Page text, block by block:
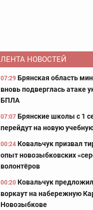
ЛЕНТА НОВОСТЕЙ
07:29 Брянская область
вновь подверглась атаке
БПЛА
07:07 Брянские школы с 1
перейдут на новую
00:24 Ковальчук призвал
опыт новозыбковских
волонтёров
00:20 Ковальчук
воркаут на набережную
Новозыбкове